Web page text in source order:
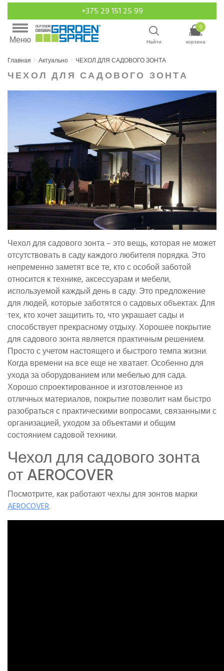
+375 29 151 25 99
Меню Найти
0
Ваша
корзина
Главная Актуально ЧЕХОЛ ДЛЯ САДОВОГО ЗОНТА
ЧЕХОЛ ДЛЯ САДОВОГО ЗОНТА
Чехол для садового зонта – это вещь, которая не может
отсутствовать в саду каждого любителя порядка. Это
непременно заметят все те, кто с особой заботой
относится к технике, аксессуарам и мебели,
используемой каждый день в саду. Это предложение
для людей, которые заботятся о садовых объектах. Для
тех, кто хочет защитить то, что украшает сады и
способствует прекрасному отдыху. Хорошее покрытие
для садового зонта является практичным решением.
Просто с учетом настоящего и быстрого темпа жизни.
Когда времени на все еще не хватает. Особенно для
ухода за оборудованием или мебелью для сада.
Хорошо спроектированное и изготовленное из
отличных материалов, покрытие позволит нам быстро
разобраться с практическими вопросами, связанными с
организацией, уходом за объектами и общим
состоянием садовой техники.
Чехол для садового зонта
от AEROCOVER
Посмотрите, как работают чехлы для зонтов марки
AEROCOVER.